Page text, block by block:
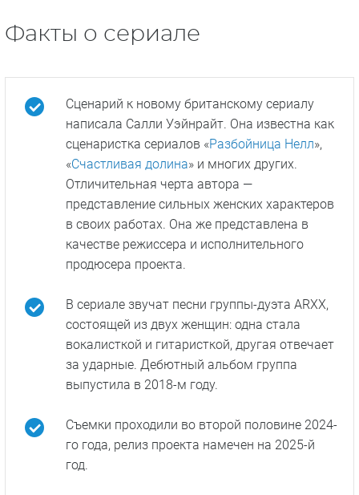
Факты о сериале
Сценарий к новому британскому сериалу
написала Салли Уэйнрайт. Она известна как
сценаристка сериалов «Разбойница Нелл»,
«Счастливая долина» и многих других.
Отличительная черта автора —
представление сильных женских характеров
в своих работах. Она же представлена в
качестве режиссера и исполнительного
продюсера проекта.
В сериале звучат песни группы-дуэта ARXX,
состоящей из двух женщин: одна стала
вокалисткой и гитаристкой, другая отвечает
за ударные. Дебютный альбом группа
выпустила в 2018-м году.
Съемки проходили во второй половине 2024-
го года, релиз проекта намечен на 2025-й
год.